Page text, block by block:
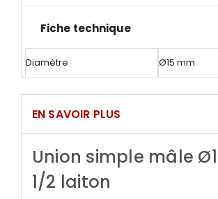
Fiche technique
Diamètre Ø15 mm
EN SAVOIR PLUS
Union simple mâle
1/2 laiton